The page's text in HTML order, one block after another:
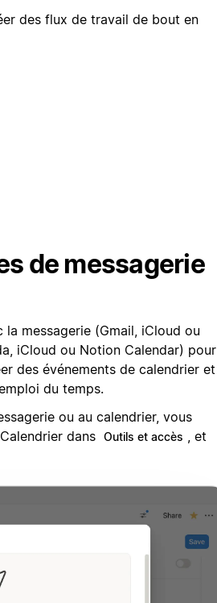
des flux de travail de bout en
de messagerie
messagerie (Gmail, iCloud ou
iCloud ou Notion Calendar) pour
des événements de calendrier et
du temps.
ou au calendrier, vous
dans Outils et accès
, et